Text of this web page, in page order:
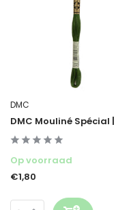
DMC
DMC Mouliné Spécial
Op voorraad
€1,80